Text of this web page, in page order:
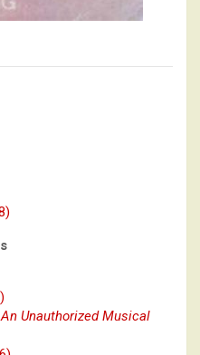
Unauthorized Musical